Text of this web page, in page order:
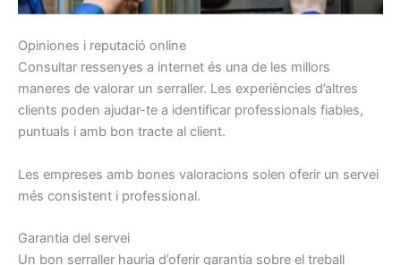
Opiniones i reputació online
Consultar ressenyes a internet és una de les millors
maneres de valorar un serraller. Les experiències d’altres
clients poden ajudar-te a identificar professionals fiables,
puntuals i amb bon tracte al client.
Les empreses amb bones valoracions solen oferir un servei
més consistent i professional.
Garantia del servei
Un bon serraller hauria d’oferir garantia sobre el treball